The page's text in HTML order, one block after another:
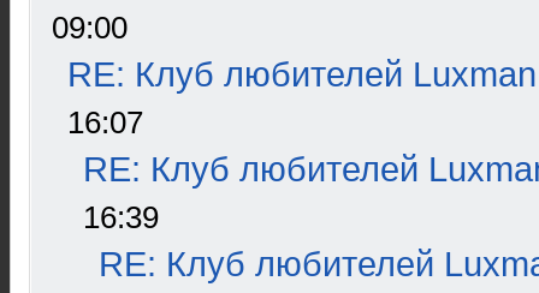
09:00
RE: Клуб любителей Luxman
16:07
RE: Клуб любителей
16:39
RE: Клуб любителей